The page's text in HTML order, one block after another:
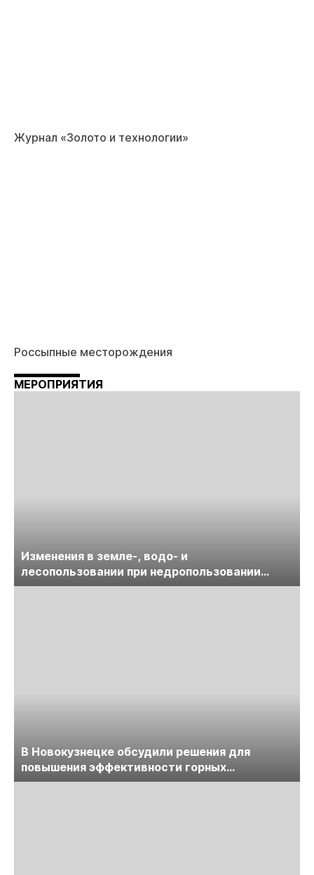
Журнал «Золото и технологии»
Россыпные месторождения
МЕРОПРИЯТИЯ
Изменения в земле-, водо- и
лесопользовании при недропользовании
обсудят на семинаре «ПравоТЭК»
В Новокузнецке обсудили решения для
повышения эффективности горных
предприятий